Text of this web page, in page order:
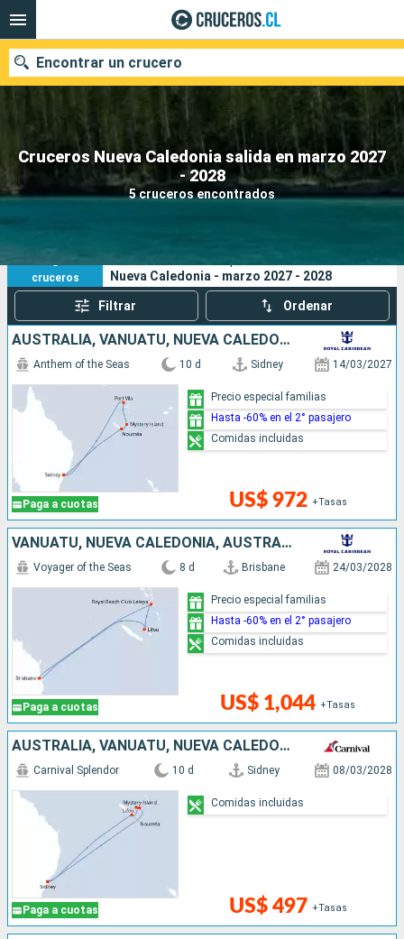
Cruceros Nueva Caledonia salida en marzo 2027
- 2028
5 cruceros encontrados
Encontrar un crucero
Nuestros destinos
Fecha de salida
Buscar
5
cruceros
Nueva Caledonia - marzo 2027 - 2028
Filtrar Ordenar
AUSTRALIA, VANUATU, NUEVA CALEDONIA
Paga a cuotas
Anthem of the Seas 10 d Sidney 14/03/2027
US$ 972 +Tasas
Precio especial familias
Hasta -60% en el 2° pasajero
Comidas incluidas
VANUATU, NUEVA CALEDONIA, AUSTRALIA
Paga a cuotas
Voyager of the Seas 8 d Brisbane 24/03/2028
US$ 1,044 +Tasas
Precio especial familias
Hasta -60% en el 2° pasajero
Comidas incluidas
AUSTRALIA, VANUATU, NUEVA CALEDONIA
Paga a cuotas
Carnival Splendor 10 d Sidney 08/03/2028
US$ 497 +Tasas
Comidas incluidas